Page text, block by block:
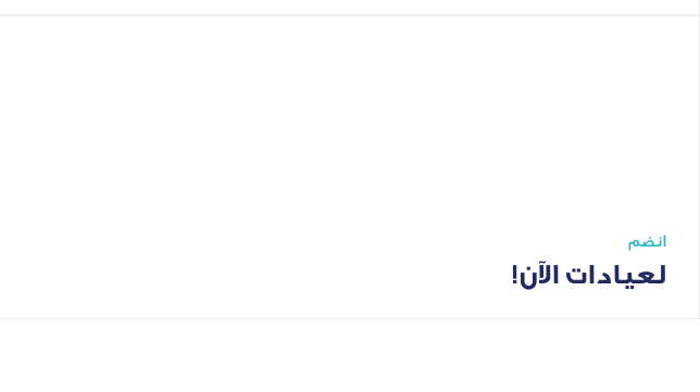
انضم
لعيادات الآن!